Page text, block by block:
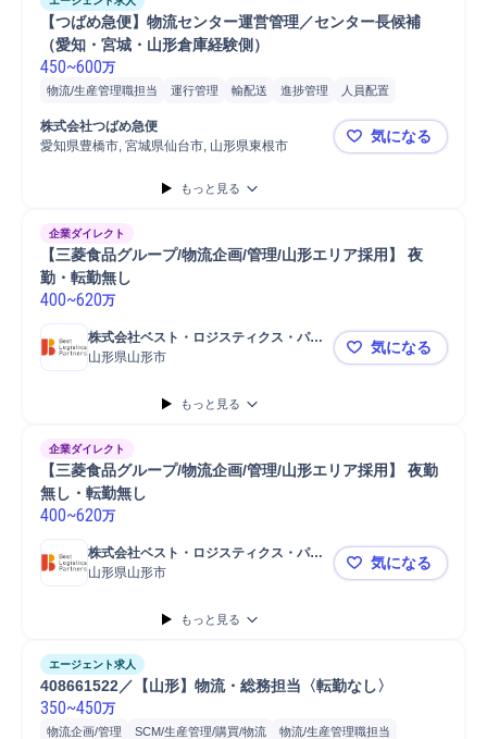
【つばめ急便】物流センター運営管理／センター長候補
（愛知・宮城・山形倉庫経験側）
450~600万
物流/生産管理職担当 運行管理 輸配送 進捗管理
人員配置
品質管理
顧客対応
運行管理/指令
収支管理 運営管理 倉庫管理 物流
人員管理
マネジメント リーダー
株式会社つばめ急便
愛知県豊橋市, 宮城県仙台市, 山形県東根市
【つばめ急
気になる
もっと見る
企業ダイレクト
【三菱食品グループ/物流企画/管理/山形エリア採用】 夜
勤・転勤無し
400~620万
株式会社ベスト・ロジスティクス・パー
トナーズ
山形県山形市 【三菱食品
気になる
もっと見る
企業ダイレクト
【三菱食品グループ/物流企画/管理/山形エリア採用】 夜勤
無し・転勤無し
400~620万
株式会社ベスト・ロジスティクス・パー
トナーズ
山形県山形市 【三菱食品
気になる
もっと見る
エージェント求人
408661522／【山形】物流・総務担当〈転勤なし〉
350~450万
物流企画/管理 SCM/生産管理/購買/物流
物流/生産管理職担当